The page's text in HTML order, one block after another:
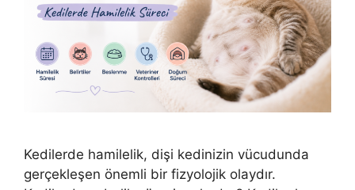
Kedilerde hamilelik, dişi kedinizin vücudunda
gerçekleşen önemli bir fizyolojik olaydır.